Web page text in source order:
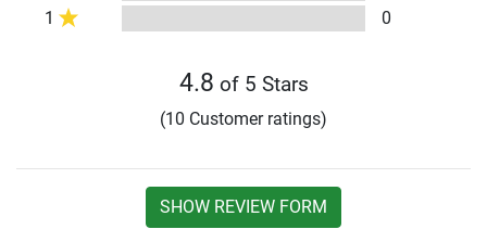
1
0
4.8 of 5 Stars
(10 Customer ratings)
SHOW REVIEW FORM